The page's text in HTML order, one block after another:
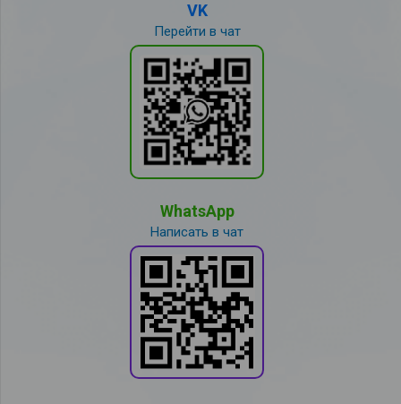
VK
Перейти в чат
WhatsApp
Написать в чат